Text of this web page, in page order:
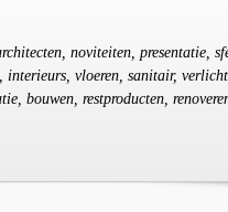
noviteiten, presentatie,
interieurs, vloeren, sanitair,
bouwen, restproducten,